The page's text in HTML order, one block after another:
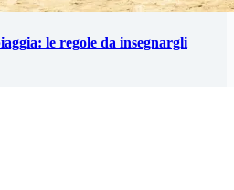
le regole da insegnargli